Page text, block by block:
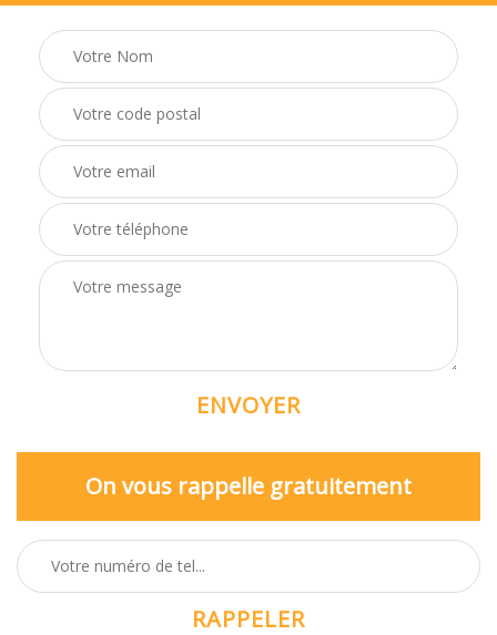
On vous rappelle gratuitement